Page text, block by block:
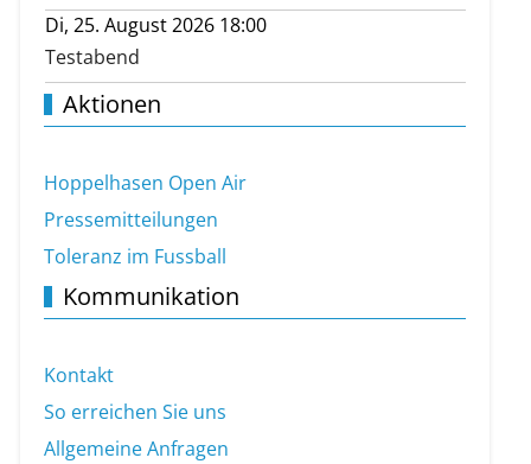
Di, 25. August 2026 18:00
Testabend
Aktionen
Hoppelhasen Open Air
Pressemitteilungen
Toleranz im Fussball
Kommunikation
Kontakt
So erreichen Sie uns
Allgemeine Anfragen